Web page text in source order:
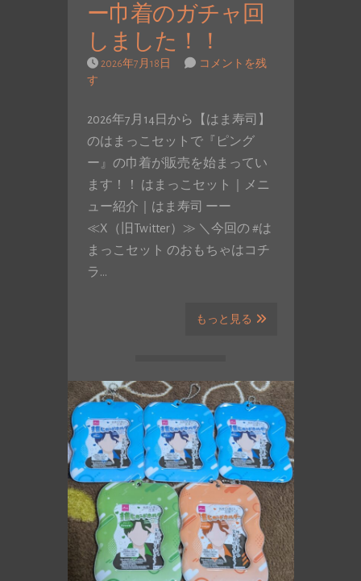
ー巾着のガチャ回
しました！！
2026年7月18日
コメントを残
す
2026年7月14日から【はま寿司】
のはまっこセットで『ピング
ー』の巾着が販売を始まってい
ます！！ はまっこセット｜メニ
ュー紹介｜はま寿司 ーー
≪X（旧Twitter）≫ ＼今回の #は
まっこセット のおもちゃはコチ
ラ…
もっと見る